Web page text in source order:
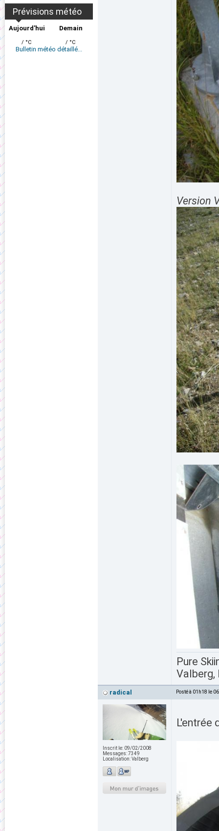
Prévisions météo
Aujourd'hui
/ °C
Demain
/ °C
Bulletin météo détaillé...
Version
Pure
Valberg,
radical Posté à 01h18 le
Inscrit le: 09/02/2008
Messages:7349
Localisation:Valberg
L'entrée